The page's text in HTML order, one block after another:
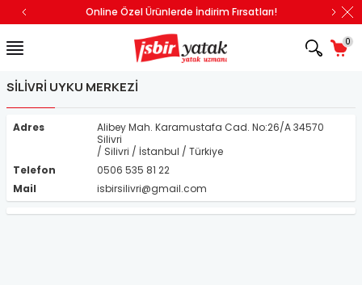
Online Özel Ürünlerde İndirim Fırsatları!
0
SILIVRI UYKU MERKEZI
Adres
Alibey Mah. Karamustafa Cad. No:26/A 34570
Silivri
/ Silivri / İstanbul / Türkiye
Telefon
0506 535 81 22
Mail
isbirsilivri@gmail.com